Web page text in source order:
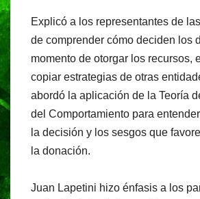
Explicó a los representantes de
de comprender cómo deciden los
momento de otorgar los recursos,
copiar estrategias de otras
abordó la aplicación de la Teoría
del Comportamiento para
la decisión y los sesgos que
la donación.
Juan Lapetini hizo énfasis a los